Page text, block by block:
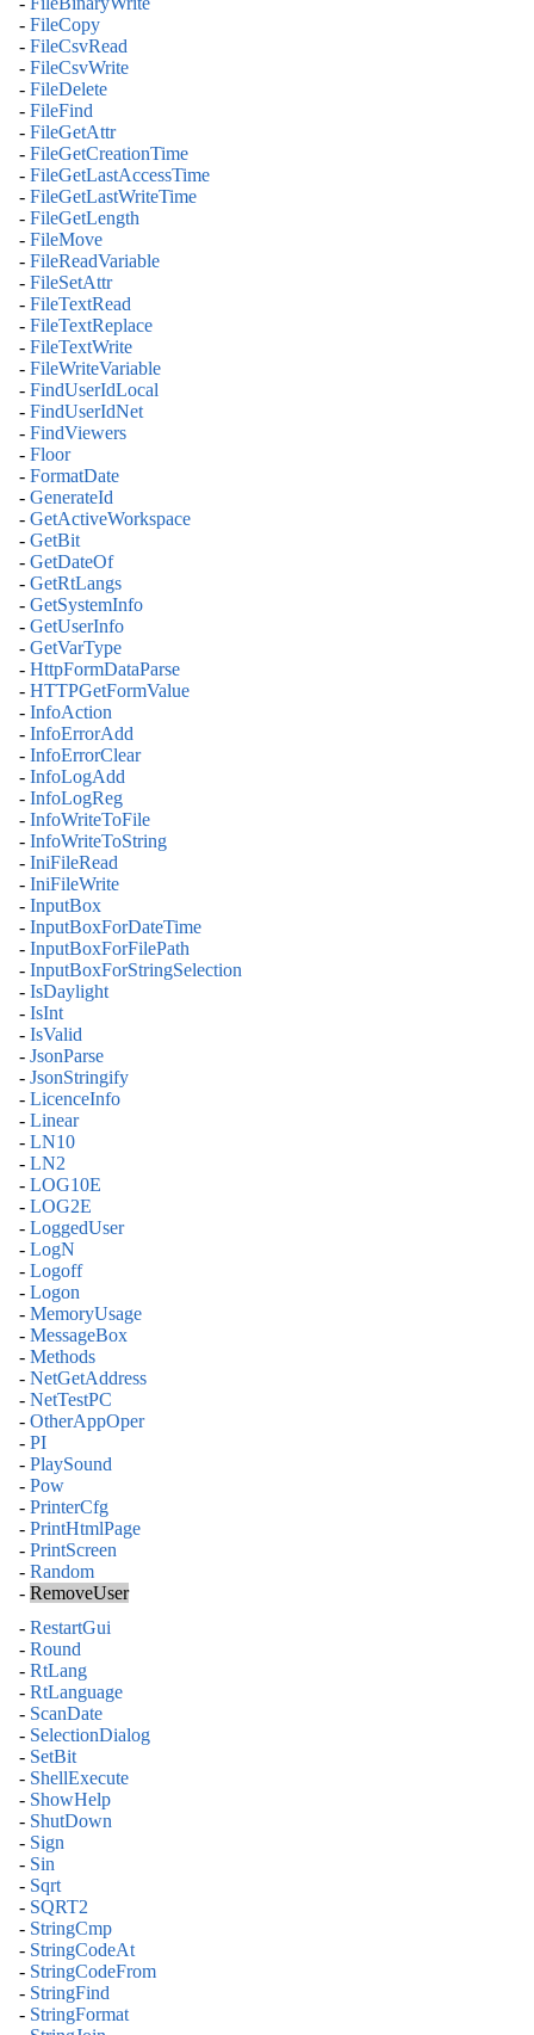
- FileCopy
- FileCsvRead
- FileCsvWrite
- FileDelete
- FileFind
- FileGetAttr
- FileGetCreationTime
- FileGetLastAccessTime
- FileGetLastWriteTime
- FileGetLength
- FileMove
- FileReadVariable
- FileSetAttr
- FileTextRead
- FileTextReplace
- FileTextWrite
- FileWriteVariable
- FindUserIdLocal
- FindUserIdNet
- FindViewers
- Floor
- FormatDate
- GenerateId
- GetActiveWorkspace
- GetBit
- GetDateOf
- GetRtLangs
- GetSystemInfo
- GetUserInfo
- GetVarType
- HttpFormDataParse
- HTTPGetFormValue
- InfoAction
- InfoErrorAdd
- InfoErrorClear
- InfoLogAdd
- InfoLogReg
- InfoWriteToFile
- InfoWriteToString
- IniFileRead
- IniFileWrite
- InputBox
- InputBoxForDateTime
- InputBoxForFilePath
- InputBoxForStringSelection
- IsDaylight
- IsInt
- IsValid
- JsonParse
- JsonStringify
- LicenceInfo
- Linear
- LN10
- LN2
- LOG10E
- LOG2E
- LoggedUser
- LogN
- Logoff
- Logon
- MemoryUsage
- MessageBox
- Methods
- NetGetAddress
- NetTestPC
- OtherAppOper
- PI
- PlaySound
- Pow
- PrinterCfg
- PrintHtmlPage
- PrintScreen
- Random
- RemoveUser
- RestartGui
- Round
- RtLang
- RtLanguage
- ScanDate
- SelectionDialog
- SetBit
- ShellExecute
- ShowHelp
- ShutDown
- Sign
- Sin
- Sqrt
- SQRT2
- StringCmp
- StringCodeAt
- StringCodeFrom
- StringFind
- StringFormat